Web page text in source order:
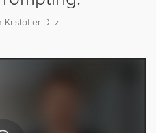
Kristoffer Ditz